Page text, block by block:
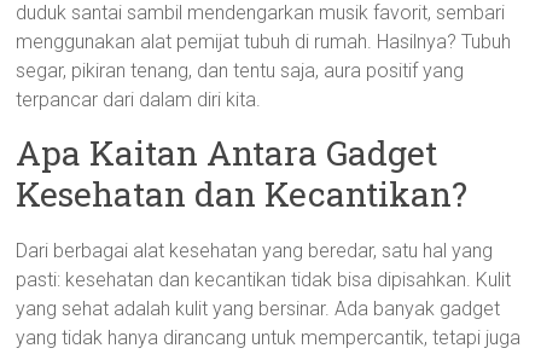
duduk santai sambil mendengarkan musik favorit, sembari
menggunakan alat pemijat tubuh di rumah. Hasilnya? Tubuh
segar, pikiran tenang, dan tentu saja, aura positif yang
terpancar dari dalam diri kita.
Apa Kaitan Antara Gadget
Kesehatan dan Kecantikan?
Dari berbagai alat kesehatan yang beredar, satu hal yang
pasti: kesehatan dan kecantikan tidak bisa dipisahkan. Kulit
yang sehat adalah kulit yang bersinar. Ada banyak gadget
yang tidak hanya dirancang untuk mempercantik, tetapi juga